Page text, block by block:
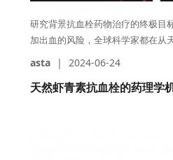
研究背景抗血栓药物治疗的终极目
加出血的风险，全球科学家都在从
asta | 2024-06-24
天然虾青素抗血栓的药理学